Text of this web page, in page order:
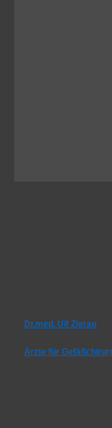
Dr.med. Ulf Zierau
Ärzte für